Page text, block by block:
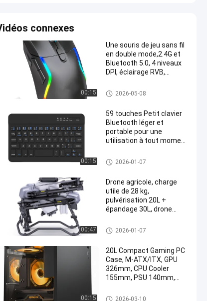
connexes
00:15
Une souris de jeu sans fil
en double mode,2.4G et
Bluetooth 5.0, 4 niveaux
DPI, éclairage RVB,
rechargeable de type C,8
boutons
clavier et souris sans fil
2026-05-08
00:15
59 touches Petit clavier
Bluetooth léger et
portable pour une
utilisation à tout moment
iPad et les appareils
Android
clavier et souris sans fil
2026-01-07
00:47
Drone agricole, charge
utile de 28 kg,
pulvérisation 20L +
épandage 30L, drone
Drones et accessoires agricol
es
2026-01-07
00:15
20L Compact Gaming PC
Case, M-ATX/ITX, GPU
326mm, CPU Cooler
155mm, PSU 140mm,
panneau avant, Filtres à
Caisse d'ordinateur
2026-03-10